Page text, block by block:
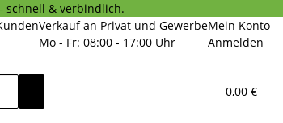
schnell & verbindlich.
Mein Konto
Anmelden
Verkauf an Privat und Gewerbe
Mo - Fr: 08:00 - 17:00 Uhr
0,00 €